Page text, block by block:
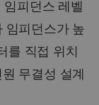
피던스 레벨
임피던스가 높
를 직접 위치
무결성 설계